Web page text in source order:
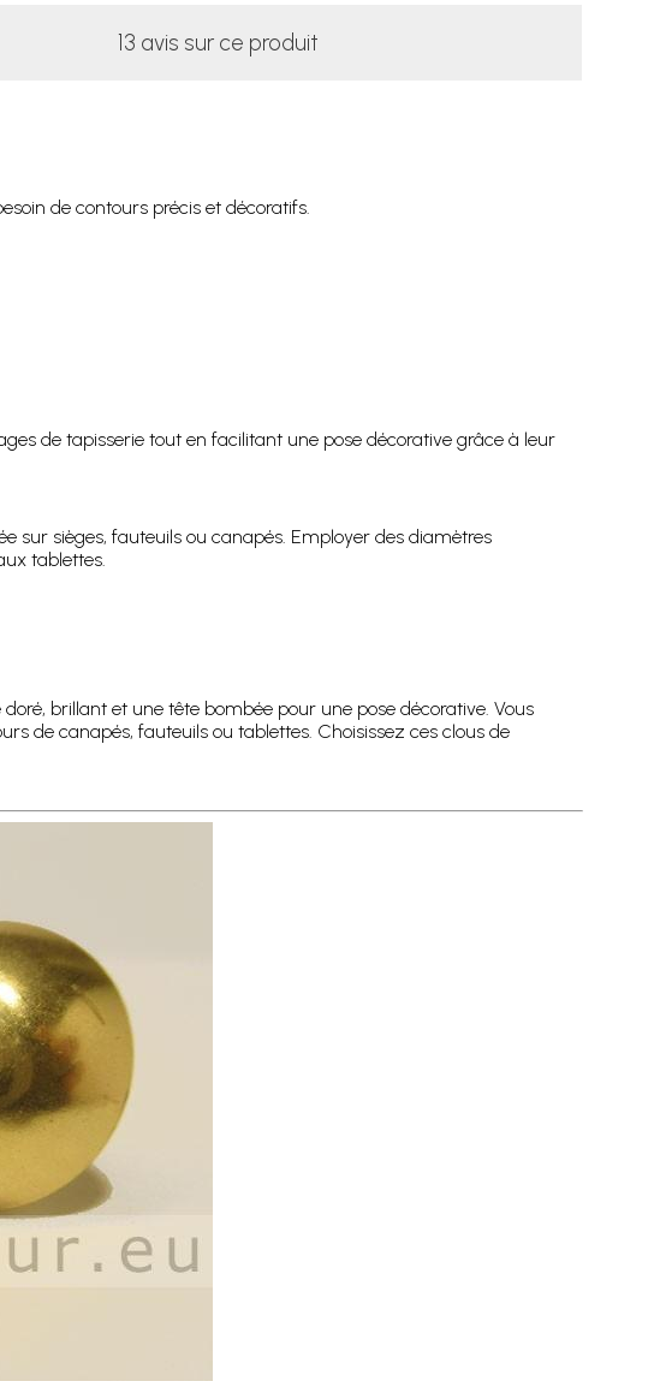
13 avis sur ce produit
de contours précis et décoratifs.
de tapisserie tout en facilitant une pose décorative grâce à leur
sur sièges, fauteuils ou canapés. Employer des diamètres
tablettes.
brillant et une tête bombée pour une pose décorative. Vous
de canapés, fauteuils ou tablettes. Choisissez ces clous de